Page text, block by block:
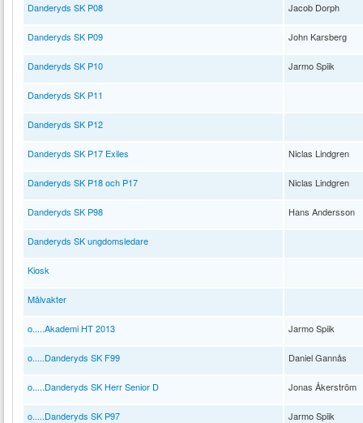
Danderyds SK P08 Jacob Dorph
Danderyds SK P09 John Karsberg
Danderyds SK P10 Jarmo Spiik
Danderyds SK P11
Danderyds SK P12
Danderyds SK P17 Exiles Niclas Lindgren
Danderyds SK P18 och P17 Niclas Lindgren
Danderyds SK P98 Hans Andersson
Danderyds SK ungdomsledare
Kiosk
Målvakter
o.....Akademi HT 2013 Jarmo Spiik
o.....Danderyds SK F99 Daniel Gannås
o.....Danderyds SK Herr Senior D Jonas Åkerström
o.....Danderyds SK P97 Jarmo Spiik